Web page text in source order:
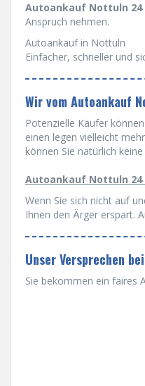
Autoankauf Nottuln
Anspruch nehmen.
Autoankauf in Nottuln
Einfacher, schneller und
Wir vom Autoankauf
Potenzielle Käufer
einen legen vielleicht
können Sie natürlich
Autoankauf Nottuln
Wenn Sie sich nicht auf
Ihnen den Ärger erspart.
Unser Versprechen
Sie bekommen ein faires